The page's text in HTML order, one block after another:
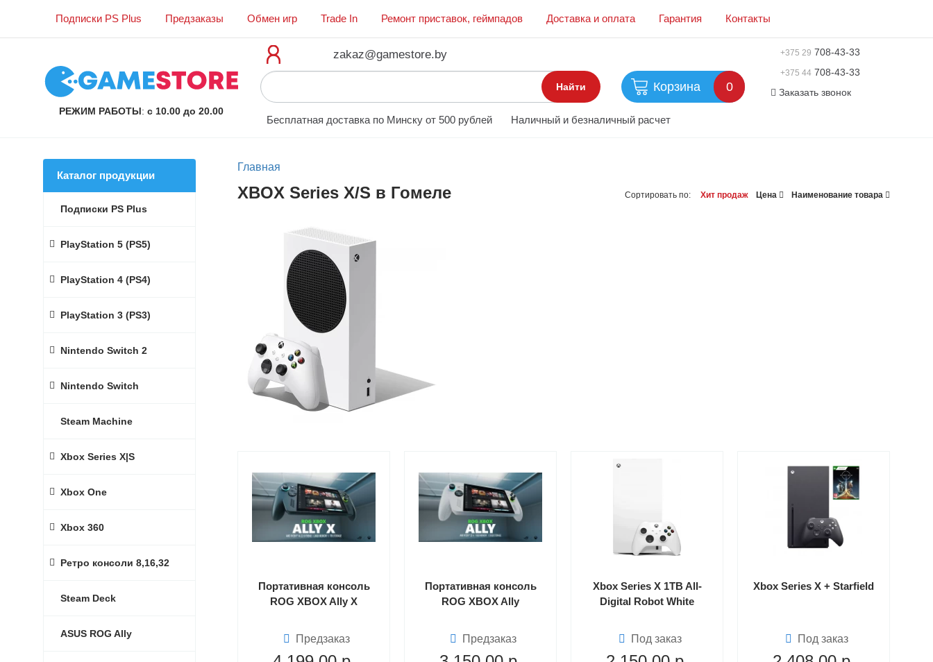
Подписки PS Plus Предзаказы Обмен игр Trade In Ремонт приставок, геймпадов Доставка и оплата Гарантия Контакты
РЕЖИМ РАБОТЫ: с 10.00 до 20.00
zakaz@gamestore.by
Найти Корзина 0
+375 29 708-43-33
+375 44708-43-33
Заказать звонок
Бесплатная доставка по Минску от 500 рублей Наличный и безналичный расчет
Главная
Сортировать по: Хит продаж Цена Наименование товара
XBOX Series X/S в Гомеле
Портативная консоль
ROG XBOX Ally X
Предзаказ
Портативная консоль
ROG XBOX Ally
Предзаказ
Xbox Series X 1TB All-
Digital Robot White
Под заказ
Xbox Series X + Starfield
Под заказ
Каталог продукции
Подписки PS Plus
PlayStation 5 (PS5)
PlayStation 4 (PS4)
PlayStation 3 (PS3)
Nintendo Switch 2
Nintendo Switch
Steam Machine
Xbox Series X|S
Xbox One
Xbox 360
Ретро консоли 8,16,32
Steam Deck
ASUS ROG Ally